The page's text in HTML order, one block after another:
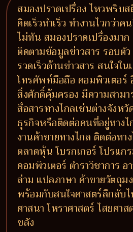
สมองปราดเปรื่อง ไหวพริ
คิดเร็วทำเร็ว ทำงานไวกว่า
ไม่ทัน สมองปราดเปรื่องมา
ติดตามข้อมูลข่าวสาร รอบตั
รวดเร็วด้านข่าวสาร สนใจใ
โทรศัพท์มือถือ คอมพิวเตอร์
สิ่งศักดิ์คุ้มครอง มีความสาม
สื่อสารทางไกลเช่นต่างจังหวั
ธุรกิจหรือติดต่อคนที่อยู่ทางไ
งานค้าขายทางไกล ติดต่อทา
ตลาดหุ้น โบรกเกอร์ โปรแก
คอมพิวเตอร์ ตำราวิชาการ อ
ล่าม แปลภาษา ค้าขายวัตถุ
พร้อมกับสนใจศาสตร์ลึกลับ
ศาสนา โหราศาสตร์ ไสยศาส
ขลัง